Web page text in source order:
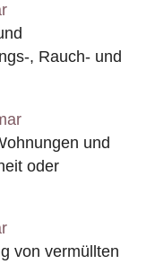
, Rauch- und
und
oder
von vermüllten